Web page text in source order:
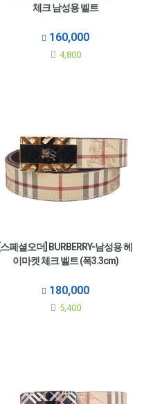
체크 남성용 벨트
160,000
4,800
[스페셜오더] BURBERRY-남성용 헤
이마켓 체크 벨트 (폭3.3cm)
180,000
5,400